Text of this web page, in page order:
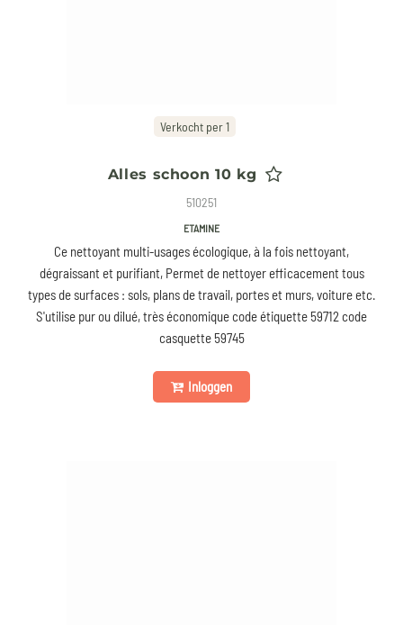
Verkocht per 1
Alles schoon 10 kg
510251
ETAMINE
Ce nettoyant multi-usages écologique, à la fois nettoyant,
dégraissant et purifiant, Permet de nettoyer efficacement tous
types de surfaces : sols, plans de travail, portes et murs, voiture etc.
S'utilise pur ou dilué, très économique code étiquette 59712 code
casquette 59745
Inloggen